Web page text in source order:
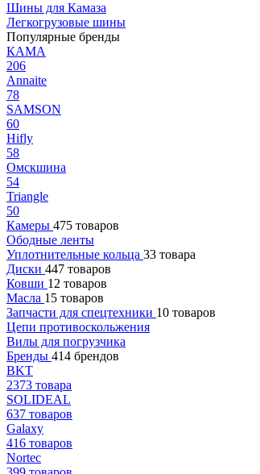
Шины для Камаза
Легкогрузовые шины
Популярные бренды
КАМА
206
Annaite
78
SAMSON
60
Hifly
58
Омскшина
54
Triangle
50
Камеры 475 товаров
Ободные ленты
Уплотнительные кольца 33 товара
Диски 447 товаров
Ковши 12 товаров
Масла 15 товаров
Запчасти для спецтехники 10 товаров
Цепи противоскольжения
Вилы для погрузчика
Бренды 414 брендов
BKT
2373 товара
SOLIDEAL
637 товаров
Galaxy
416 товаров
Nortec